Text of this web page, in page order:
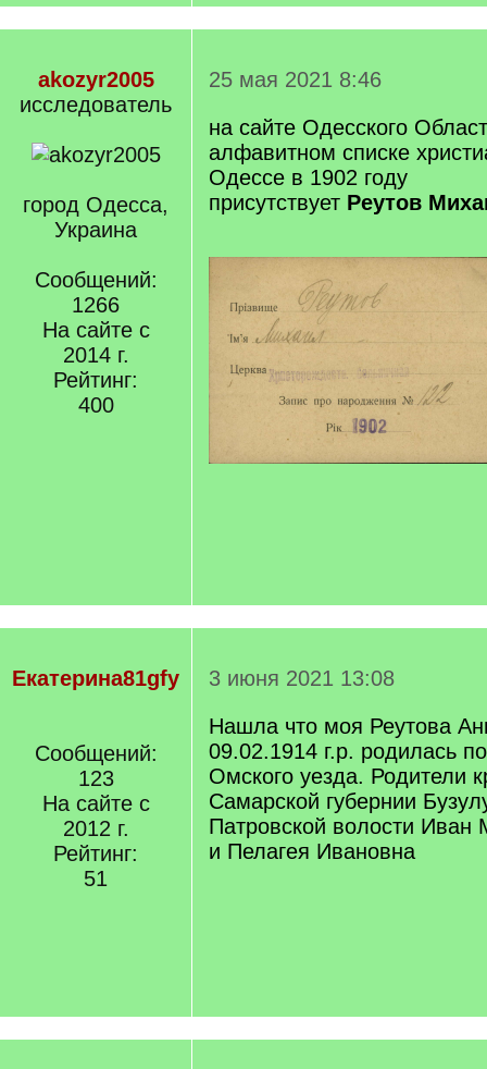
akozyr2005
исследователь
город Одесса,
Украина
Сообщений:
1266
На сайте с
2014 г.
Рейтинг:
400
25 мая 2021 8:46
на сайте Одесского
алфавитном списке
Одессе в 1902 году
присутствует Реутов
Екатерина81gfy
Сообщений:
123
На сайте с
2012 г.
Рейтинг:
51
3 июня 2021 13:08
Нашла что моя Реутова
09.02.1914 г.р. родилась
Омского уезда. Родители
Самарской губернии
Патровской волости Иван
и Пелагея Ивановна